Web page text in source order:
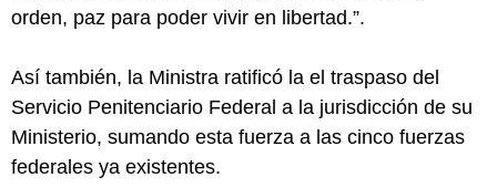
orden, paz para poder vivir en libertad.”.
Así también, la Ministra ratificó la el traspaso del
Servicio Penitenciario Federal a la jurisdicción de su
Ministerio, sumando esta fuerza a las cinco fuerzas
federales ya existentes.